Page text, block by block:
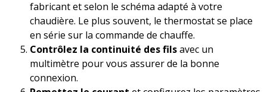
fabricant et selon le schéma adapté à votre
chaudière. Le plus souvent, le thermostat se place
en série sur la commande de chauffe.
Contrôlez la continuité des filsavec un
multimètre pour vous assurer de la bonne
connexion.